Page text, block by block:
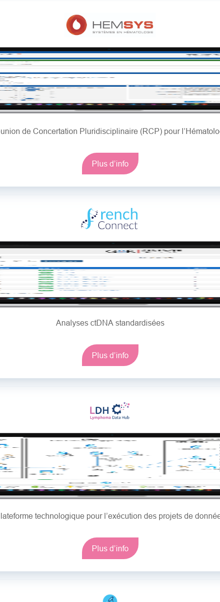
de Concertation Pluridisciplinaire (RCP) pour
Plus d’info
Analyses ctDNA standardisées
Plus d’info
technologique pour l’exécution des projets de
Plus d’info